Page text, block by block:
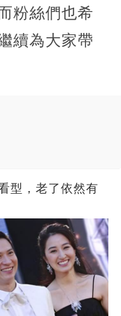
粉絲們也希
續為大家帶
型，老了依然有